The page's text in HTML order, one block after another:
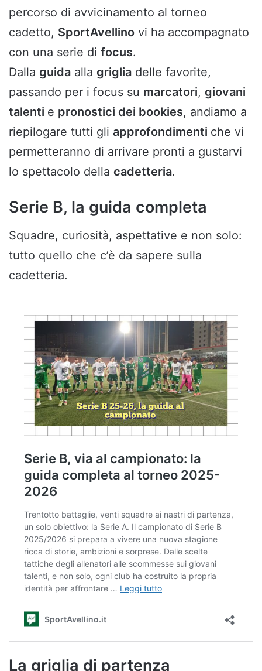
percorso di avvicinamento al torneo
cadetto, SportAvellino vi ha accompagnato
con una serie di focus.
Dalla guida alla griglia delle favorite,
passando per i focus su marcatori, giovani
talenti e pronostici dei bookies, andiamo a
riepilogare tutti gli approfondimenti che vi
permetteranno di arrivare pronti a gustarvi
lo spettacolo della cadetteria.
Serie B, la guida completa
Squadre, curiosità, aspettative e non solo:
tutto quello che c’è da sapere sulla
cadetteria.
La griglia di partenza